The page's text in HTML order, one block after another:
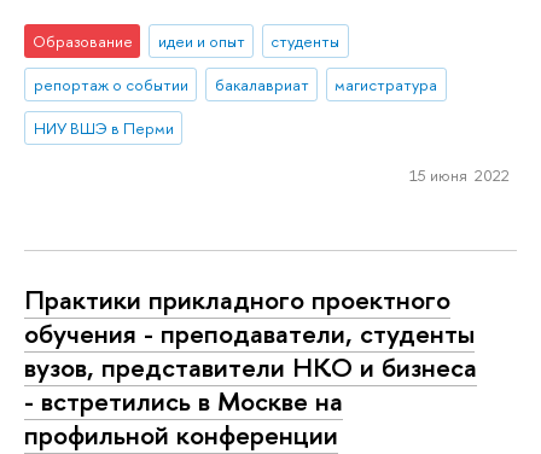
Образование идеи и опыт
студенты
репортаж о событии
бакалавриат
магистратура
НИУ ВШЭ в Перми
15 июня 2022
Практики прикладного проектного
обучения - преподаватели, студенты
вузов, представители НКО и бизнеса
- встретились в Москве на
профильной конференции